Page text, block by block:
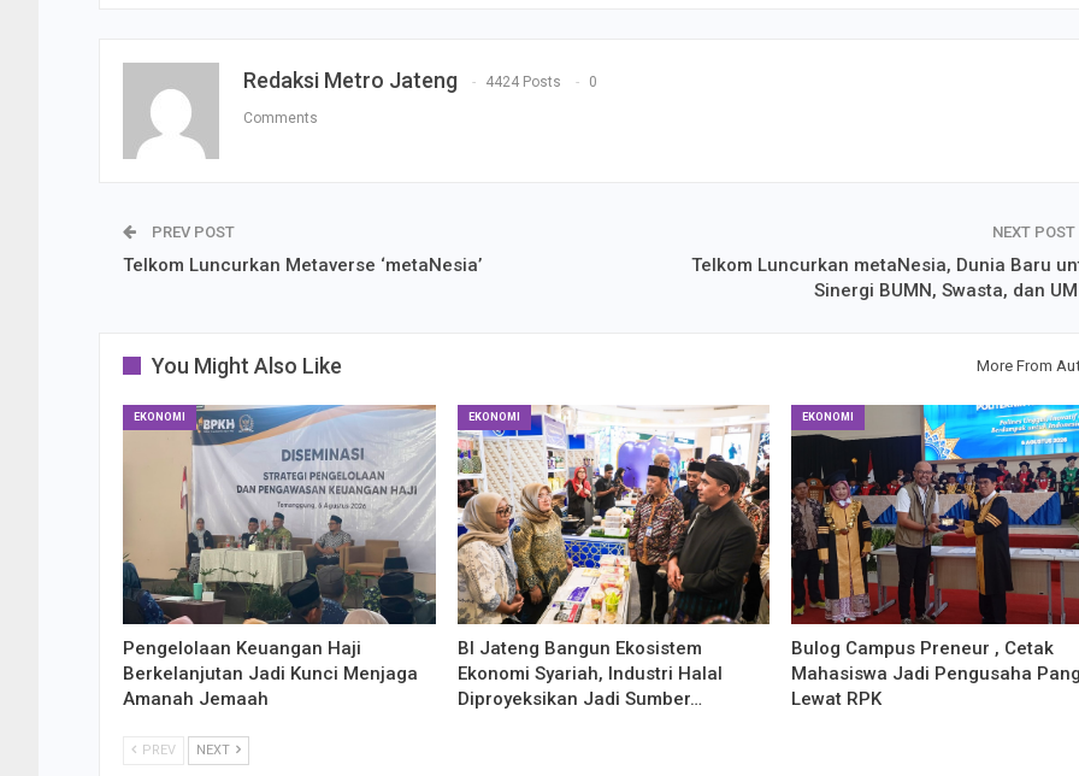
Redaksi Metro Jateng 4424 Posts 0
Comments
PREV POST
Telkom Luncurkan Metaverse ‘metaNesia’
NEXT POST
Telkom Luncurkan metaNesia, Dunia Baru
Sinergi BUMN, Swasta, dan
You Might Also Like More From
EKONOMI
Pengelolaan Keuangan Haji
Berkelanjutan Jadi Kunci Menjaga
Amanah Jemaah
EKONOMI
BI Jateng Bangun Ekosistem
Ekonomi Syariah, Industri Halal
Diproyeksikan Jadi Sumber…
EKONOMI
Bulog Campus Preneur , Cetak
Mahasiswa Jadi Pengusaha
Lewat RPK
PREV NEXT